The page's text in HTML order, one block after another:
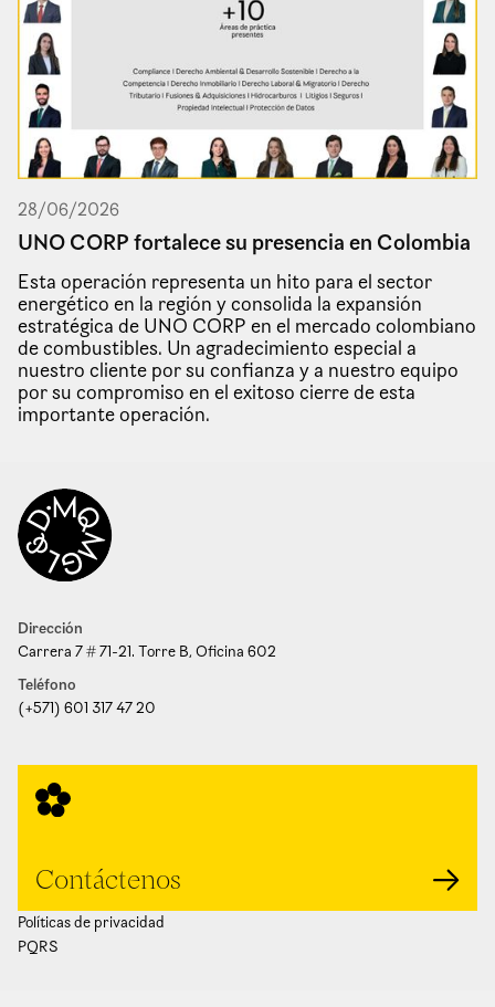
28/06/2026
UNO CORP fortalece su presencia en Colombia
Esta operación representa un hito para el sector
energético en la región y consolida la expansión
estratégica de UNO CORP en el mercado colombiano
de combustibles. Un agradecimiento especial a
nuestro cliente por su confianza y a nuestro equipo
por su compromiso en el exitoso cierre de esta
importante operación.
Dirección
Carrera 7 # 71-21. Torre B, Oficina 602
Teléfono
(+571) 601 317 47 20
Contáctenos
Políticas de privacidad
PQRS